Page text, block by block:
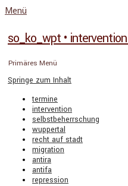
Menü
so_ko_wpt •
Primäres Menü
Springe zum Inhalt
termine
intervention
selbstbeherrschung
wuppertal
recht auf stadt
migration
antira
antifa
repression